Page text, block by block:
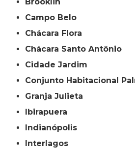
Campo Belo
Chácara Flora
Chácara Santo Antônio
Cidade Jardim
Conjunto Habitacional
Granja Julieta
Ibirapuera
Indianópolis
Interlagos